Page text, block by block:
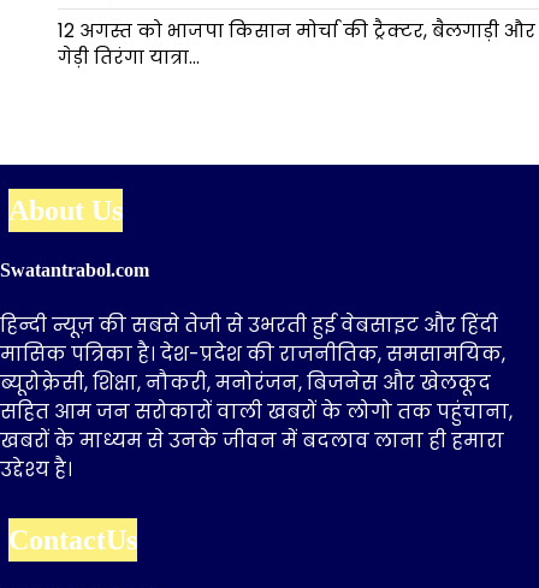
12 अगस्त को भाजपा किसान मोर्चा की ट्रैक्टर, बैलगाड़ी और
गेड़ी तिरंगा यात्रा…
About Us
Swatantrabol.com
हिन्दी न्यूज़ की सबसे तेजी से उभरती हुई वेबसाइट और हिंदी
मासिक पत्रिका है। देश-प्रदेश की राजनीतिक, समसामयिक,
ब्यूरोक्रेसी, शिक्षा, नौकरी, मनोरंजन, बिजनेस और खेलकूद
सहित आम जन सरोकारों वाली खबरों के लोगो तक पहुंचाना,
खबरों के माध्यम से उनके जीवन में बदलाव लाना ही हमारा
उद्देश्य है।
ContactUs